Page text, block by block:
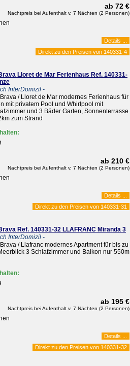
ab 72 €
Nachtpreis bei Aufenthalt v. 7 Nächten (2 Personen)
Details ...
Direkt zu den Preisen von 140331-4
Lloret de Mar Ferienhaus Ref. 140331-
InterDomizil -
/ Lloret de Mar modernes Ferienhaus für
mit privatem Pool und Whirlpool mit
und 3 Bäder Garten, Sonnenterrasse
zum Strand
ab 210 €
Nachtpreis bei Aufenthalt v. 7 Nächten (2 Personen)
Details ...
Direkt zu den Preisen von 140331-31
Ref. 140331-32 LLAFRANC Miranda 3
InterDomizil -
/ Llafranc modernes Apartment für bis zu
3 Schlafzimmer und Balkon nur 550m
ab 195 €
Nachtpreis bei Aufenthalt v. 7 Nächten (2 Personen)
Details ...
Direkt zu den Preisen von 140331-32